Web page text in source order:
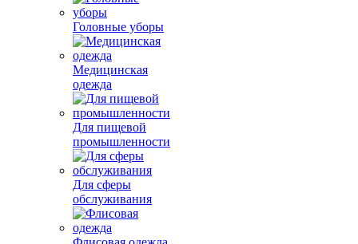
Головные уборы
Медицинская
одежда
Для пищевой
промышленности
Для сферы
обслуживания